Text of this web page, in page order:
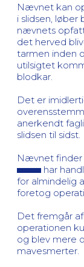
Nævnet kan
i slidsen,
nævnets
det herved
tarmen inden
utilsigtet
blodkar.
Det er
anerkendt
slidsen til sidst.
Nævnet finder
har
for almindelig
foretog
Det fremgår
operationen
og blev mere
mavesmerter.